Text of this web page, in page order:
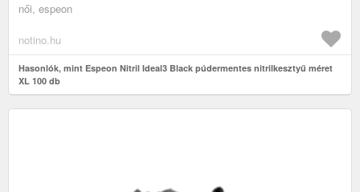
női, espeon
notino.hu
Hasonlók, mint Espeon Nitril Ideal3 Black púdermentes nitrilkesztyű méret
XL 100 db